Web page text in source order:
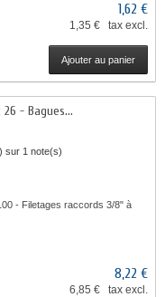
1,62 €
1,35 € tax excl.
Ajouter au panier
- Bagues...
sur 1 note(s)
- Filetages raccords 3/8" à
8,22 €
6,85 € tax excl.